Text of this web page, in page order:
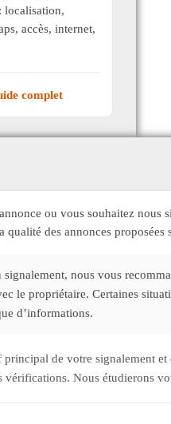
localisation,
accès, internet,
complet
ou vous souhaitez
qualité des annonces proposées
nous vous
le propriétaire. Certaines
d’informations.
de votre signalement
Nous étudierons